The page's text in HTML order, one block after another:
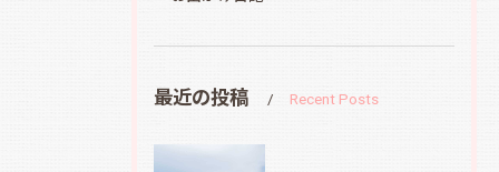
最近の投稿 Recent Posts